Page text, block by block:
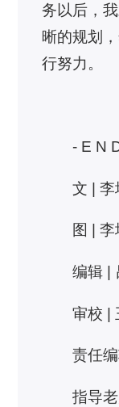
务以后，
晰的规划
行努力。
- E N
文 | 李
图 |
编辑 |
审校 |
责任
指导